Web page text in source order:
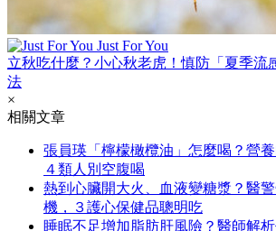
Just For You
立秋吃什麼？小心秋老虎！慎防「夏季流
法
×
相關文章
張員瑛「檸檬橄欖油」怎麼喝？營
４類人別空腹喝
熱到心臟開大火、血液變糖漿？醫
機，３護心保健品聰明吃
睡眠不足增加脂肪肝風險？醫師解